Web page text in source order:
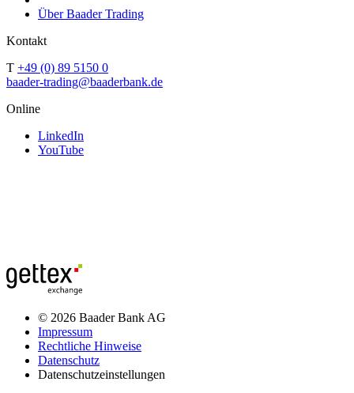
Über Baader Trading
Kontakt
T +49 (0) 89 5150 0
baader-trading@baaderbank.de
Online
LinkedIn
YouTube
© 2026 Baader Bank AG
Impressum
Rechtliche Hinweise
Datenschutz
Datenschutzeinstellungen